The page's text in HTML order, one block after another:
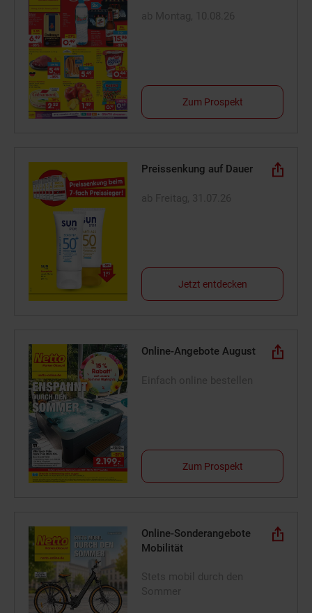
Zum Prospekt
Preissenkung auf Dauer
Jetzt entdecken
Online-Angebote August
Zum Prospekt
Online-Sonderangebote
Mobilität